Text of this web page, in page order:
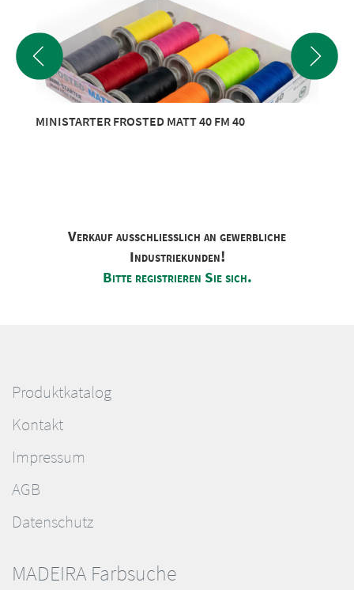
MINISTARTER FROSTED MATT 40 FM 40
Verkauf ausschliesslich an gewerbliche
Industriekunden!
Bitte registrieren Sie sich.
Produktkatalog
Kontakt
Impressum
AGB
Datenschutz
MADEIRA Farbsuche